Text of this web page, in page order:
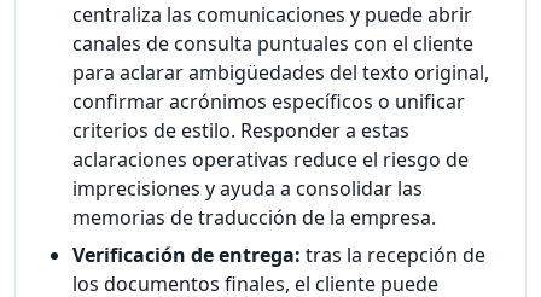
centraliza las comunicaciones y puede abrir
canales de consulta puntuales con el cliente
para aclarar ambigüedades del texto original,
confirmar acrónimos específicos o unificar
criterios de estilo. Responder a estas
aclaraciones operativas reduce el riesgo de
imprecisiones y ayuda a consolidar las
memorias de traducción de la empresa.
Verificación de entrega: tras la recepción de
los documentos finales, el cliente puede